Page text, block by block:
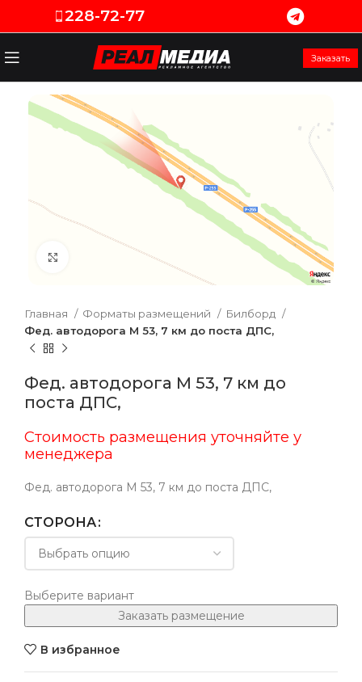
228-72-77
Заказать
Главная Форматы размещений
Билборд
Фед. автодорога М 53, 7 км до поста ДПС,
Фед. автодорога М 53, 7 км до
поста ДПС,
Стоимость размещения уточняйте у
менеджера
Фед. автодорога М 53, 7 км до поста ДПС,
СТОРОНА
Выберите вариант
Заказать размещение
В избранное